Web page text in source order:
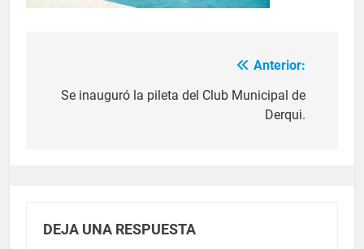
Anterior:
Se inauguró la pileta del Club Municipal de
Derqui.
DEJA UNA RESPUESTA